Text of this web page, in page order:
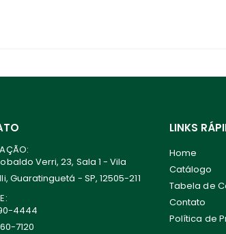
Verri, 23, Sala 1 - Vila
Guaratinguetá - SP, 12505-211
4444
7120
LINKS
Home
Catálogo
Tabela de
Contato
Política de